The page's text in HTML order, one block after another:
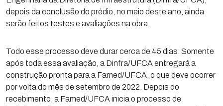
depois da conclusão do prédio, no meio deste ano, ainda
serão feitos testes e avaliações na obra.
Todo esse processo deve durar cerca de 45 dias. Somente
após toda essa avaliação, a Dinfra/UFCA entregará a
construção pronta para a Famed/UFCA, o que deve ocorrer
por volta do mês de setembro de 2022. Depois do
recebimento, a Famed/UFCA inicia o processo de